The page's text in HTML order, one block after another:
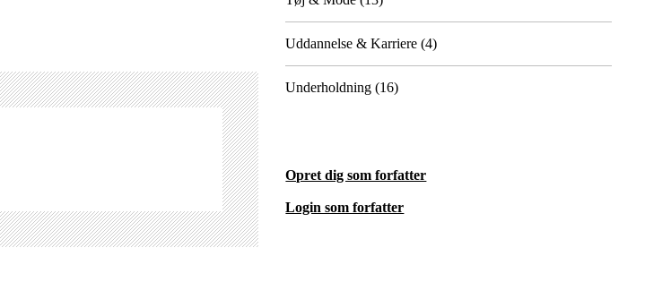
Uddannelse & Karriere (4)
Underholdning (16)
Opret dig som forfatter
Login som forfatter